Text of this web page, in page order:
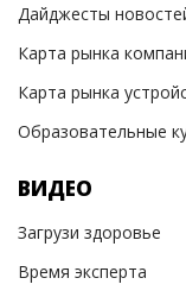
Дайджесты
Карта рынка
Карта рынка
Образовательные
ВИДЕО
Загрузи здоровье
Время эксперта